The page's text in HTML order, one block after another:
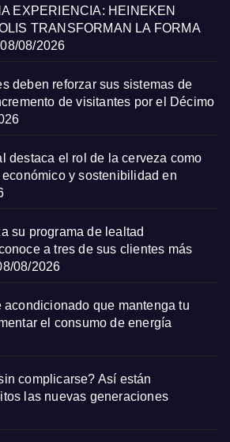
EXPERIENCIA: HEINEKEN
TRANSFORMAN LA FORMA
08/08/2026
deben reforzar sus sistemas de
de visitantes por el Décimo
destaca el rol de la cerveza como
y sostenibilidad en
su programa de lealtad
a tres de sus clientes más
08/2026
que mantenga tu
el consumo de energía
complicarse? Así están
las nuevas generaciones